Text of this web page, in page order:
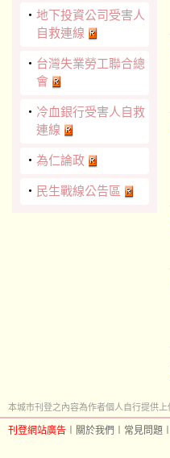
‧ 地下投資公司受害人
自救連線
‧ 台灣失業勞工聯合總
會
‧ 冷血銀行受害人自救
連線
‧ 為仁論政
‧ 民生戰線公告區
本城市刊登之內容為作者個人自行提供上
刊登網站廣告 關於我們 常見問題